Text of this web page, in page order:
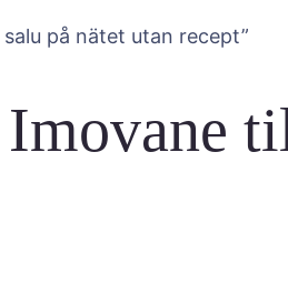
på nätet utan recept”